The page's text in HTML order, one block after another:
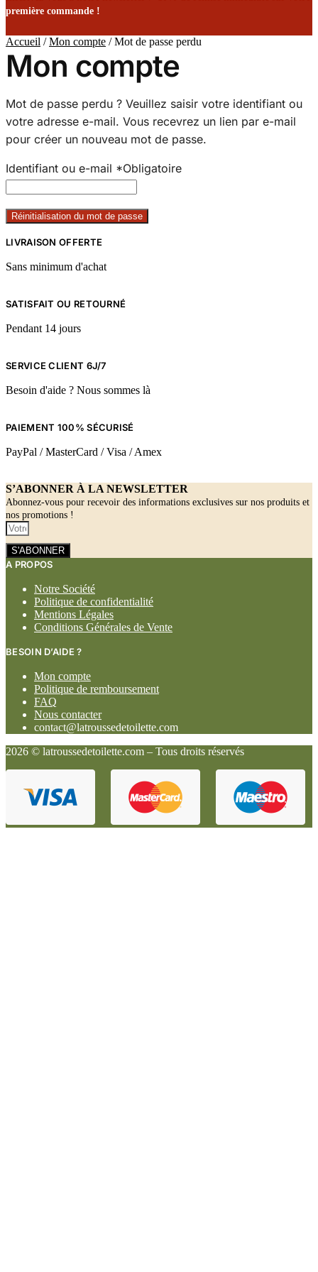
première commande !
Accueil /Mon compte /Mot de passe perdu
Mon compte
Mot de passe perdu ? Veuillez saisir votre identifiant ou
votre adresse e-mail. Vous recevrez un lien par e-mail
pour créer un nouveau mot de passe.
Identifiant ou e-mail *Obligatoire
Réinitialisation du mot de passe
LIVRAISON OFFERTE
Sans minimum d'achat
SATISFAIT OU RETOURNÉ
Pendant 14 jours
SERVICE CLIENT 6J/7
Besoin d'aide ? Nous sommes là
PAIEMENT 100% SÉCURISÉ
PayPal / MasterCard / Visa / Amex
S’ABONNER À LA NEWSLETTER
Abonnez-vous pour recevoir des informations exclusives sur nos produits et
nos promotions !
S'ABONNER
A PROPOS
Notre Société
Politique de confidentialité
Mentions Légales
Conditions Générales de Vente
BESOIN D’AIDE ?
Mon compte
Politique de remboursement
FAQ
Nous contacter
contact@latroussedetoilette.com
2026 © latroussedetoilette.com – Tous droits réservés